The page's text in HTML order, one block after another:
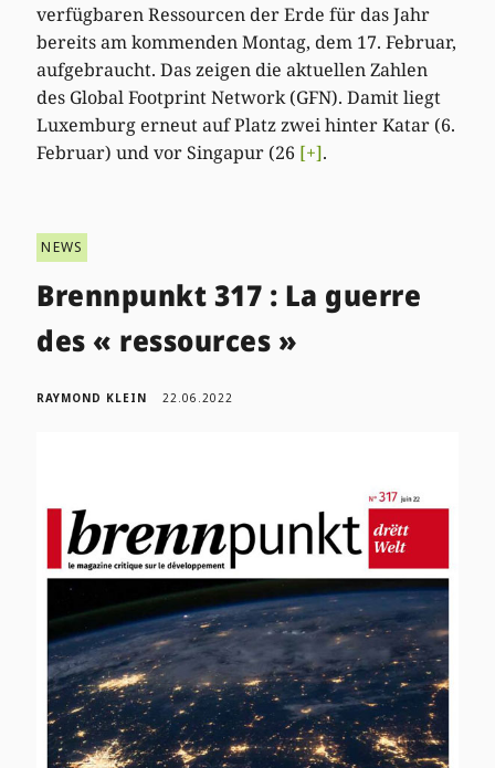
verfügbaren Ressourcen der Erde für das Jahr
bereits am kommenden Montag, dem 17. Februar,
aufgebraucht. Das zeigen die aktuellen Zahlen
des Global Footprint Network (GFN). Damit liegt
Luxemburg erneut auf Platz zwei hinter Katar (6.
Februar) und vor Singapur (26 [+].
NEWS
Brennpunkt 317 : La guerre
des « ressources »
RAYMOND KLEIN 22.06.2022